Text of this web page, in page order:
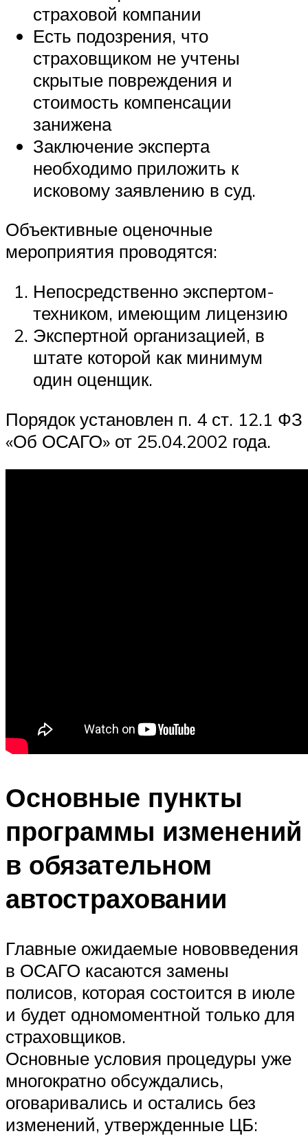
страховой компании
Есть подозрения, что
страховщиком не учтены
скрытые повреждения и
стоимость компенсации
занижена
Заключение эксперта
необходимо приложить к
исковому заявлению в суд.
Объективные оценочные
мероприятия проводятся:
Непосредственно экспертом-
техником, имеющим лицензию
Экспертной организацией, в
штате которой как минимум
один оценщик.
Порядок установлен п. 4 ст. 12.1 ФЗ
«Об ОСАГО» от 25.04.2002 года.
Основные пункты
программы изменений
в обязательном
автостраховании
Главные ожидаемые нововведения
в ОСАГО касаются замены
полисов, которая состоится в июле
и будет одномоментной только для
страховщиков.
Основные условия процедуры уже
многократно обсуждались,
оговаривались и остались без
изменений, утвержденные ЦБ: